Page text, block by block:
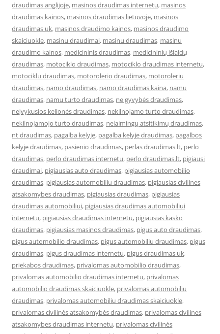
draudimas anglijoje, masinos draudimas internetu, masinos
draudimas kainos, masinos draudimas lietuvoje, masinos
draudimas uk, masinos draudimo kainos, masinos draudimo
skaiciuokle, masinu draudimai, masinu draudimas, masinu
draudimo kainos, medicininis draudimas, medicininių išlaidų
draudimas, motociklo draudimas, motociklo draudimas internetu,
motociklu draudimas, motorolerio draudimas, motoroleriu
draudimas, namo draudimas, namo draudimas kaina, namu
draudimas, namu turto draudimas, ne gyvybės draudimas,
neįvykusios kelionės draudimas, nekilnojamo turto draudimas,
nekilnojamojo turto draudimas, nelaimingų atsitikimų draudimas,
nt draudimas, pagalba kelyje, pagalba kelyje draudimas, pagalbos
kelyje draudimas, pasienio draudimas, perlas draudimas lt, perlo
draudimas, perlo draudimas internetu, perlo draudimas.lt, pigiausi
draudimai, pigiausias auto draudimas, pigiausias automobilio
draudimas, pigiausias automobiliu draudimas, pigiausias civilines
atsakomybes draudimas, pigiausias draudimas, pigiausias
draudimas automobiliui, pigiausias draudimas automobiliui
internetu, pigiausias draudimas internetu, pigiausias kasko
draudimas, pigiausias masinos draudimas, pigus auto draudimas,
pigus automobilio draudimas, pigus automobiliu draudimas, pigus
draudimas, pigus draudimas internetu, pigus draudimas uk,
priekabos draudimas, privalomas automobilio draudimas,
privalomas automobilio draudimas internetu, privalomas
automobilio draudimas skaiciuokle, privalomas automobiliu
draudimas, privalomas automobiliu draudimas skaiciuokle,
privalomas civilinės atsakomybės draudimas, privalomas civilines
atsakomybes draudimas internetu, privalomas civilinės